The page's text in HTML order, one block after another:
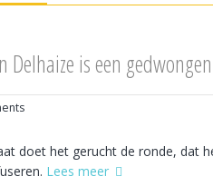
Delhaize is een
doet het gerucht de ronde, dat
Lees meer